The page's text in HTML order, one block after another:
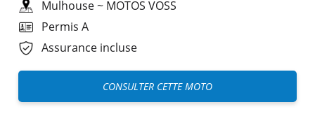
Mulhouse~ MOTOS VOSS
Permis A
Assurance incluse
CONSULTER CETTE MOTO